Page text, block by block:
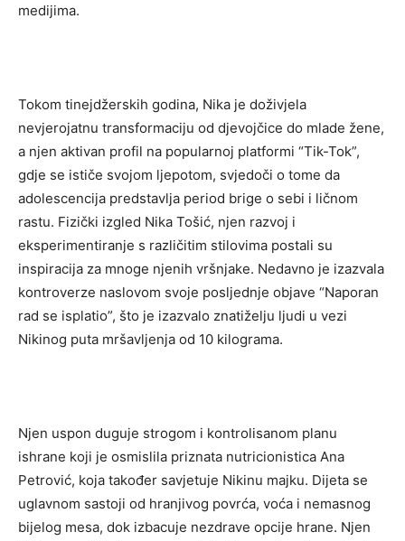
medijima.
Tokom tinejdžerskih godina, Nika je doživjela
nevjerojatnu transformaciju od djevojčice do mlade žene,
a njen aktivan profil na popularnoj platformi “Tik-Tok”,
gdje se ističe svojom ljepotom, svjedoči o tome da
adolescencija predstavlja period brige o sebi i ličnom
rastu. Fizički izgled Nika Tošić, njen razvoj i
eksperimentiranje s različitim stilovima postali su
inspiracija za mnoge njenih vršnjake. Nedavno je izazvala
kontroverze naslovom svoje posljednje objave “Naporan
rad se isplatio”, što je izazvalo znatiželju ljudi u vezi
Nikinog puta mršavljenja od 10 kilograma.
Njen uspon duguje strogom i kontrolisanom planu
ishrane koji je osmislila priznata nutricionistica Ana
Petrović, koja također savjetuje Nikinu majku. Dijeta se
uglavnom sastoji od hranjivog povrća, voća i nemasnog
bijelog mesa, dok izbacuje nezdrave opcije hrane. Njen